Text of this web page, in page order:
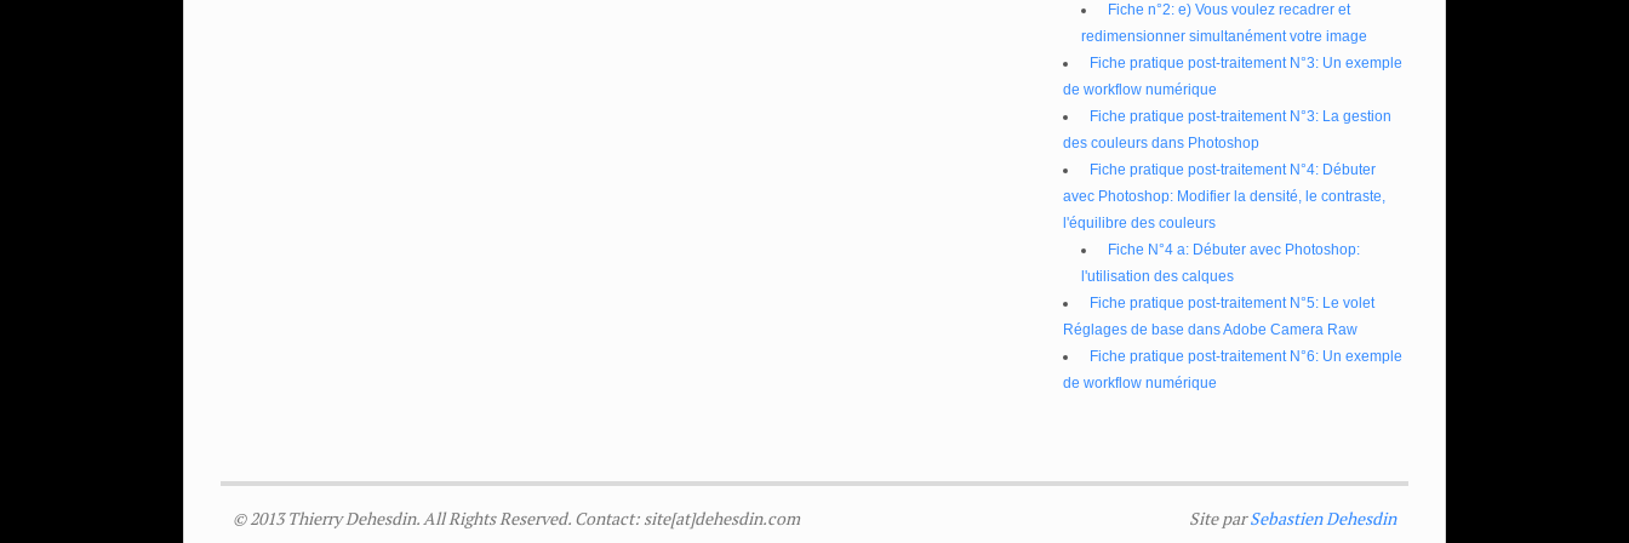
Fiche n°2: e) Vous voulez recadrer et
redimensionner simultanément votre image
Fiche pratique post-traitement N°3: Un exemple
de workflow numérique
Fiche pratique post-traitement N°3: La gestion
des couleurs dans Photoshop
Fiche pratique post-traitement N°4: Débuter
avec Photoshop: Modifier la densité, le contraste,
l'équilibre des couleurs
Fiche N°4 a: Débuter avec Photoshop:
l'utilisation des calques
Fiche pratique post-traitement N°5: Le volet
Réglages de base dans Adobe Camera Raw
Fiche pratique post-traitement N°6: Un exemple
de workflow numérique
© 2013 Thierry Dehesdin. All Rights Reserved. Contact: site[at]dehesdin.com Site parSebastien Dehesdin